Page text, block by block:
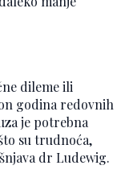
dileme ili
godina redovnih
je potrebna
su trudnoća,
dr Ludewig.